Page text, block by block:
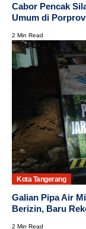
Cabor Pencak
Umum di
2 Min Read
Kota Tangerang
Galian Pipa Air
Berizin, Baru
2 Min Read